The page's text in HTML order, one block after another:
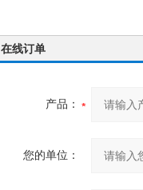
在线订单
产品：
您的单位：